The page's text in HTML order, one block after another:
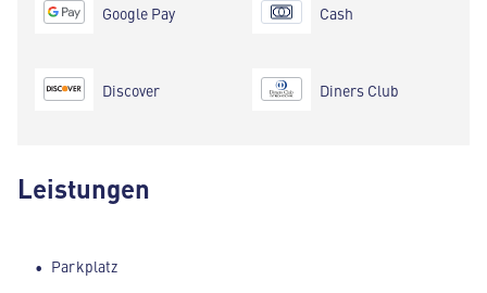
Google Pay
Discover
Cash
Diners Club
Leistungen
Parkplatz